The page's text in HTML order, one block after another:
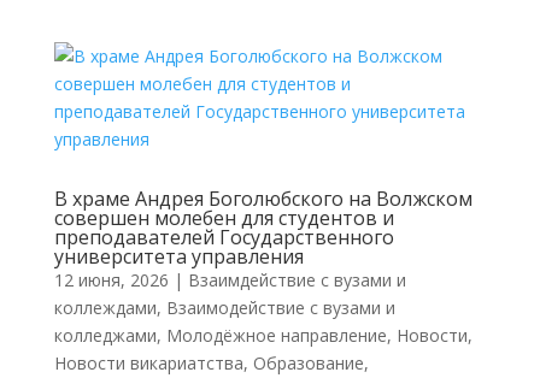
В храме Андрея Боголюбского на Волжском
совершен молебен для студентов и
преподавателей Государственного
университета управления
12 июня, 2026 | Взаимдействие с вузами и
коллеждами, Взаимодействие с вузами и
колледжами, Молодёжное направление, Новости,
Новости викариатства, Образование,